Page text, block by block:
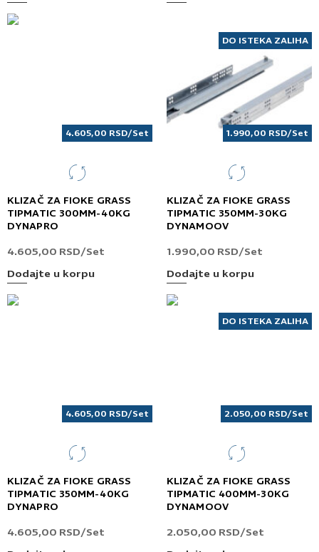
4.605,00 RSD/Set
KLIZAČ ZA FIOKE GRASS
TIPMATIC 300MM-40KG
DYNAPRO
4.605,00 RSD/Set
Dodajte u korpu
DO ISTEKA ZALIHA
1.990,00 RSD/Set
KLIZAČ ZA FIOKE GRASS
TIPMATIC 350MM-30KG
DYNAMOOV
1.990,00 RSD/Set
Dodajte u korpu
4.605,00 RSD/Set
KLIZAČ ZA FIOKE GRASS
TIPMATIC 350MM-40KG
DYNAPRO
4.605,00 RSD/Set
DO ISTEKA ZALIHA
2.050,00 RSD/Set
KLIZAČ ZA FIOKE GRASS
TIPMATIC 400MM-30KG
DYNAMOOV
2.050,00 RSD/Set